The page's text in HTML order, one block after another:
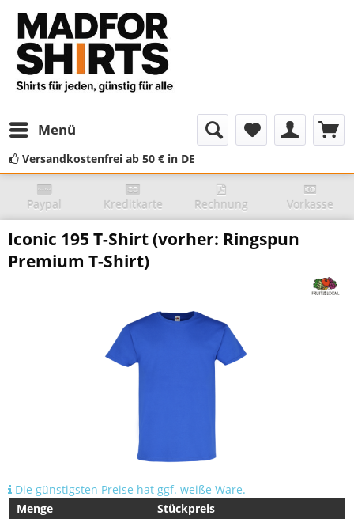
Menü
Versandkostenfrei ab 50 € in DE
Paypal Kreditkarte Rechnung Vorkasse
Iconic 195 T-Shirt (vorher: Ringspun
Premium T-Shirt)
Die günstigsten Preise hat ggf. weiße Ware.
Menge
Stückpreis